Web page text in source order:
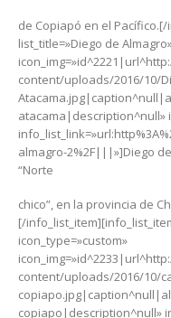
de Copiapó en el
list_title=»Diego de
content/uploads/2016/10/
atacama|description^null»
almagro-2%2F|||»]Diego
“Norte
chico”, en la provincia de
[/
icon_type=»custom»
content/uploads/2016/10/
copiapo|description^null»